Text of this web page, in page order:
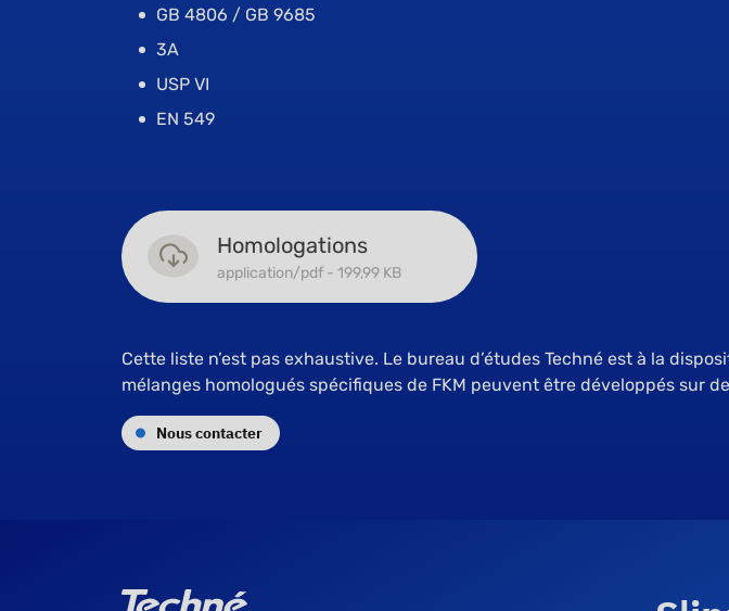
GB 4806 / GB 9685
3A
USP VI
EN 549
Homologations
application/pdf - 199,99 KB
Cette liste n’est pas exhaustive. Le bureau d’études Techné est à la
mélanges homologués spécifiques de FKM peuvent être développés sur
Nous contacter